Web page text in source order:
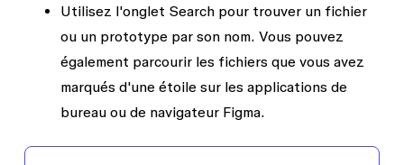
Utilisez l'onglet Searchpour trouver un fichier
ou un prototype par son nom. Vous pouvez
également parcourir les fichiers que vous avez
marqués d'une étoile sur les applications de
bureau ou de navigateur Figma.